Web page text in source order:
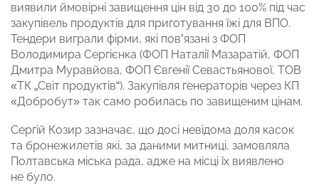
виявили ймовірні завищення цін від 30 до 100% під час
закупівель продуктів для приготування їжі для ВПО.
Тендери виграли фірми, які пов’язані з ФОП
Володимира Сергієнка (ФОП Наталії Мазаратій, ФОП
Дмитра Муравйова, ФОП Євгенії Севастьянової, ТОВ
«ТК „Світ продуктів“). Закупівля генераторів через КП
«Добробут» так само робилась по завищеним цінам.
Сергій Козир зазначає, що досі невідома доля касок
та бронежилетів які, за даними митниці, замовляла
Полтавська міська рада, адже на місці їх виявлено
не було.